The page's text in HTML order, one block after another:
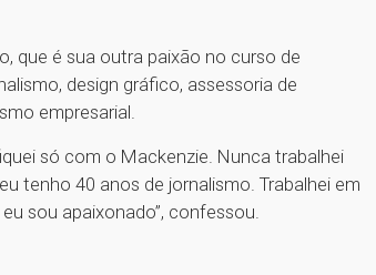
que é sua outra paixão no curso de
design gráfico, assessoria de
empresarial.
só com o Mackenzie. Nunca trabalhei
tenho 40 anos de jornalismo. Trabalhei em
sou apaixonado”, confessou.